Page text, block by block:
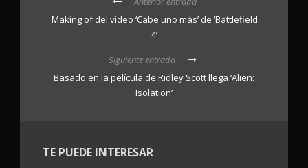
Making of del vídeo ‘Cabe uno más’ de ‘Battlefield
4’
Siguiente entrada
Basado en la película de Ridley Scott llega ‘Alien:
Isolation’
TE PUEDE INTERESAR